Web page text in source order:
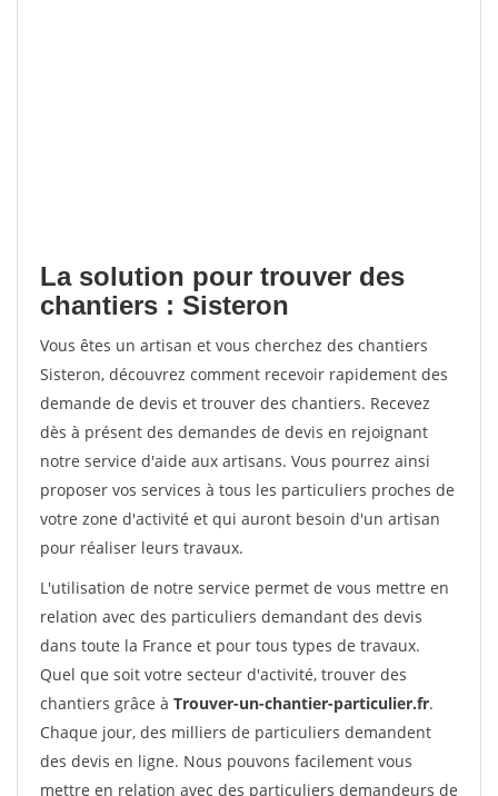
La solution pour trouver des
chantiers : Sisteron
Vous êtes un artisan et vous cherchez des chantiers
Sisteron, découvrez comment recevoir rapidement des
demande de devis et trouver des chantiers. Recevez
dès à présent des demandes de devis en rejoignant
notre service d'aide aux artisans. Vous pourrez ainsi
proposer vos services à tous les particuliers proches de
votre zone d'activité et qui auront besoin d'un artisan
pour réaliser leurs travaux.
L'utilisation de notre service permet de vous mettre en
relation avec des particuliers demandant des devis
dans toute la France et pour tous types de travaux.
Quel que soit votre secteur d'activité, trouver des
chantiers grâce à Trouver-un-chantier-particulier.fr.
Chaque jour, des milliers de particuliers demandent
des devis en ligne. Nous pouvons facilement vous
mettre en relation avec des particuliers demandeurs de